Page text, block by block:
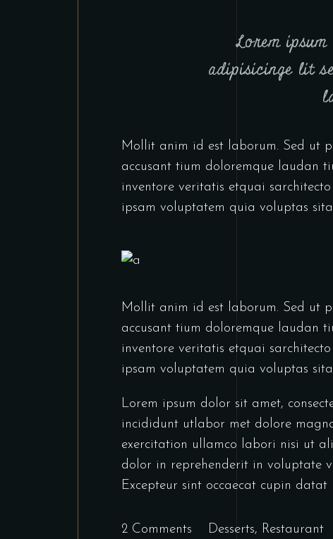
Lorem
adipisicinge lit
Mollit anim id est laborum. Sed ut
accusant tium doloremque laudan
inventore veritatis etquai
ipsam voluptatem quia voluptas
Mollit anim id est laborum. Sed ut
accusant tium doloremque laudan
inventore veritatis etquai
ipsam voluptatem quia voluptas
Lorem ipsum dolor sit amet,
incididunt utlabor met dolore
exercitation ullamco labori nisi ut
dolor in reprehenderit in voluptate
Excepteur sint occaecat cupin datat
2 Comments Desserts, Restaurant